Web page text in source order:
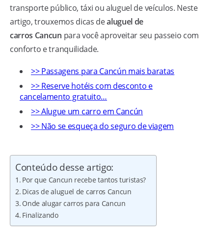
transporte público, táxi ou aluguel de veículos. Neste
artigo, trouxemos dicas dealuguel de
carros Cancun para você aproveitar seu passeio com
conforto e tranquilidade.
>> Passagens para Cancún mais baratas
>> Reserve hotéis com desconto e
cancelamento gratuito…
>> Alugue um carro em Cancún
>> Não se esqueça do seguro de viagem
Conteúdo desse artigo:
Por que Cancun recebe tantos turistas?
Dicas de aluguel de carros Cancun
Onde alugar carros para Cancun
Finalizando